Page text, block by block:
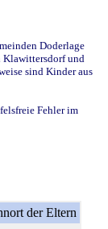
Doderlage
Klawittersdorf und
sind Kinder aus
Fehler im
der Eltern